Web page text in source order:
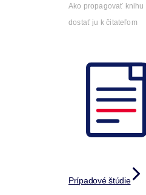
Ako propagovať knihu
dostať ju k čitateľom
Prípadové štúdie